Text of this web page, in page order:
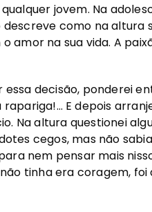
jovem. Na
como na altura
amor na sua vida. A
decisão, ponderei
E depois
Na altura questionei
cegos, mas não
nem pensar mais
tinha era coragem,